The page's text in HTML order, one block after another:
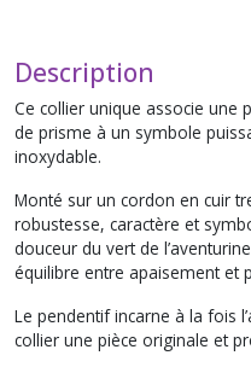
Description
Ce collier unique associe une
de prisme à un symbole
inoxydable.
Monté sur un cordon en cuir
robustesse, caractère et
douceur du vert de
équilibre entre apaisement et
Le pendentif incarne à la fois
collier une pièce originale et